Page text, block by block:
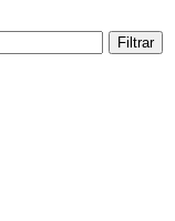
Filtrar